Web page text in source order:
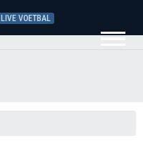
LIVE VOETBAL